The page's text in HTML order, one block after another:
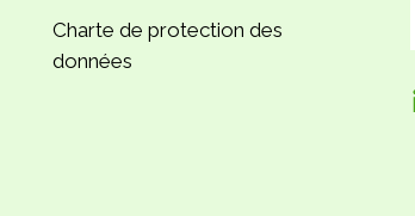
Charte de protection des
données